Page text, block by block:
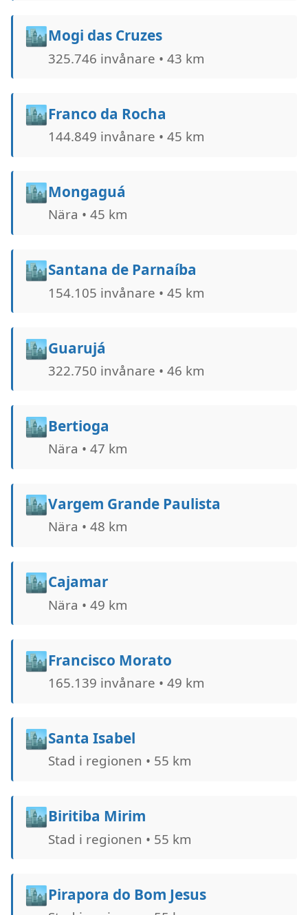
🏙️Mogi das Cruzes
325.746 invånare • 43 km
🏙️Franco da Rocha
144.849 invånare • 45 km
🏙️Mongaguá
Nära • 45 km
🏙️Santana de Parnaíba
154.105 invånare • 45 km
🏙️Guarujá
322.750 invånare • 46 km
🏙️Bertioga
Nära • 47 km
🏙️Vargem Grande Paulista
Nära • 48 km
🏙️Cajamar
Nära • 49 km
🏙️Francisco Morato
165.139 invånare • 49 km
🏙️Santa Isabel
Stad i regionen • 55 km
🏙️Biritiba Mirim
Stad i regionen • 55 km
🏙️Pirapora do Bom Jesus